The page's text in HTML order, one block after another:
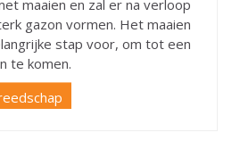
maaien en zal er na verloop
gazon vormen. Het maaien
stap voor, om tot een
te komen.